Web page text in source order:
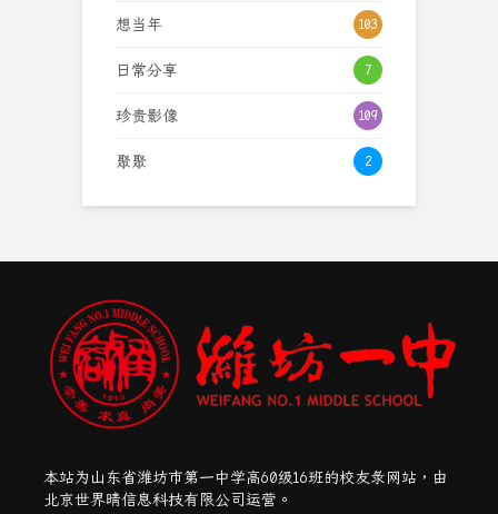
想当年 103
日常分享 7
珍贵影像 109
聚聚 2
本站为山东省潍坊市第一中学高60级16班的校友录网站，由
北京世界晴信息科技有限公司运营。